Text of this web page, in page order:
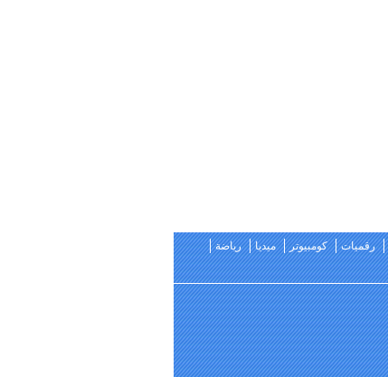
رقميات كومبيوتر ميديا
رياضة